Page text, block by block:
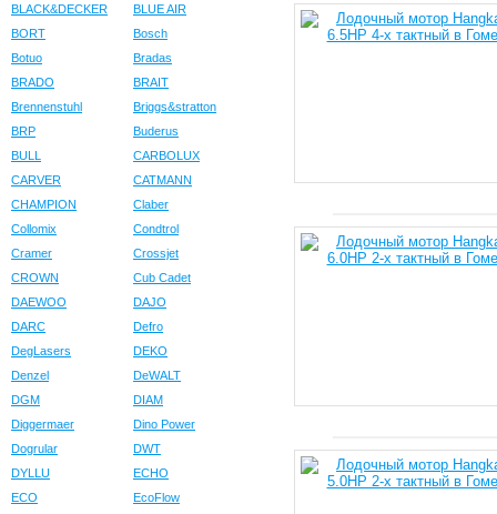
BLACK&DECKER
BLUE AIR
BORT
Bosch
Botuo
Bradas
BRADO
BRAIT
Brennenstuhl
Briggs&stratton
BRP
Buderus
BULL
CARBOLUX
CARVER
CATMANN
CHAMPION
Claber
Collomix
Condtrol
Cramer
Crossjet
CROWN
Cub Cadet
DAEWOO
DAJO
DARC
Defro
DegLasers
DEKO
Denzel
DeWALT
DGM
DIAM
Diggermaer
Dino Power
Dogrular
DWT
DYLLU
ECHO
ECO
EcoFlow